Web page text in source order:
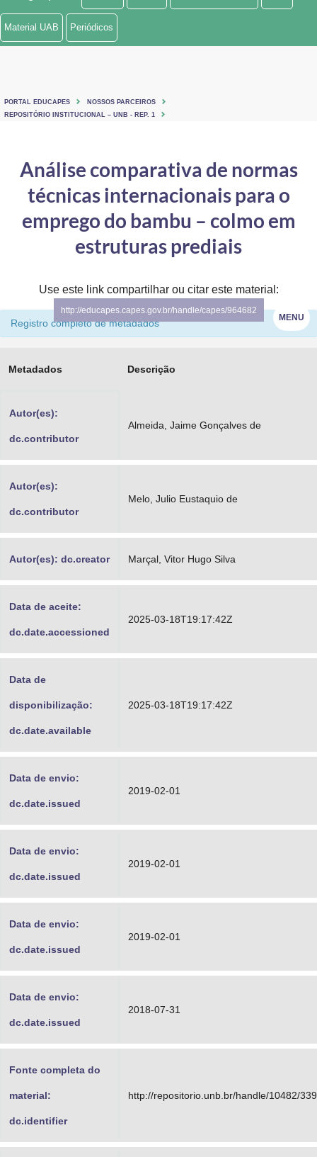
Ministério de Minas e Energia
Ministério do Turismo
Controladoria-Geral da União
Gabinete de Segurança Institucional
Advocacia-Geral da União
MENU
Material UAB Periódicos
PORTAL EDUCAPES
NOSSOS PARCEIROS
REPOSITÓRIO INSTITUCIONAL – UNB - REP. 1
Análise comparativa de normas
técnicas internacionais para o
emprego do bambu – colmo em
estruturas prediais
Use este link compartilhar ou citar este material:
http://educapes.capes.gov.br/handle/capes/964682
Registro completo de metadados
Metadados Descrição
Autor(es):
dc.contributor
Almeida, Jaime Gonçalves de
Autor(es):
dc.contributor
Melo, Julio Eustaquio de
Autor(es): dc.creator Marçal, Vitor Hugo Silva
Data de aceite:
dc.date.accessioned
2025-03-18T19:17:42Z
Data de
disponibilização:
dc.date.available
2025-03-18T19:17:42Z
Data de envio:
dc.date.issued
2019-02-01
Data de envio:
dc.date.issued
2019-02-01
Data de envio:
dc.date.issued
2019-02-01
Data de envio:
dc.date.issued
2018-07-31
Fonte completa do
material:
dc.identifier
http://repositorio.unb.br/handle/10482/